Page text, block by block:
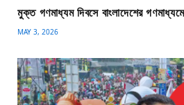
মুক্ত গণমাধ্যম দিবসে বাংলাদেশের
MAY 3, 2026